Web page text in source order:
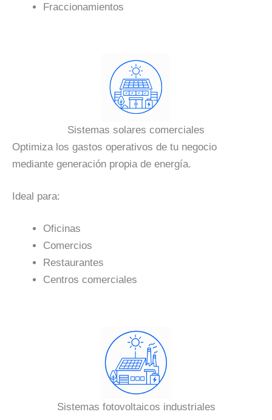
Fraccionamientos
Sistemas solares comerciales
Optimiza los gastos operativos de tu negocio
mediante generación propia de energía.
Ideal para:
Oficinas
Comercios
Restaurantes
Centros comerciales
Sistemas fotovoltaicos industriales